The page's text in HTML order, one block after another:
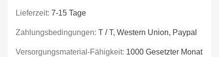
Lieferzeit: 7-15 Tage
Zahlungsbedingungen: T / T, Western Union, Paypal
Versorgungsmaterial-Fähigkeit: 1000 Gesetzter Monat